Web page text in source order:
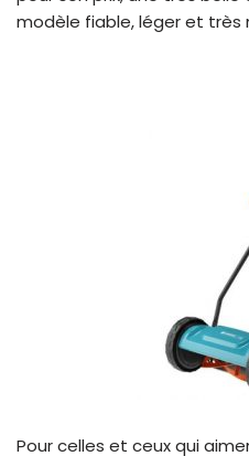
modèle fiable, léger et très
Pour celles et ceux qui